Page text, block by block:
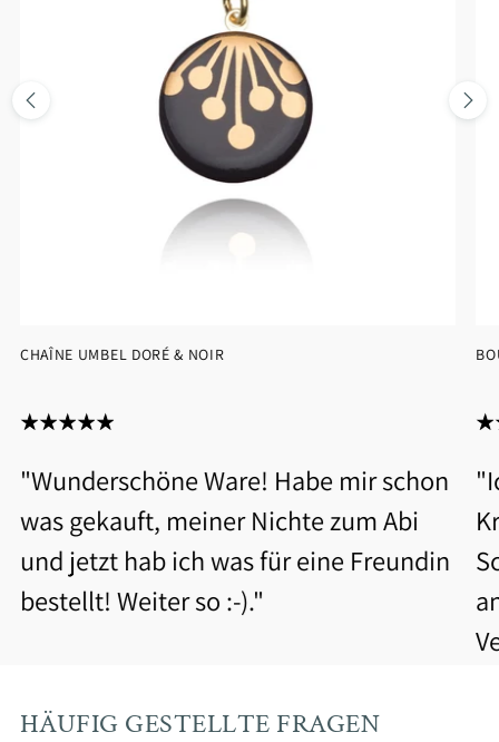
"Wunderschöne Ware! Habe mir schon
was gekauft, meiner Nichte zum Abi
und jetzt hab ich was für eine Freundin
bestellt! Weiter so :-)."
CHAÎNE UMBEL DORÉ & NOIR
HÄUFIG GESTELLTE FRAGEN